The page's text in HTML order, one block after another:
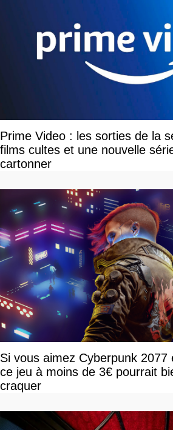
Prime Video : les sorties de la
films cultes et une nouvelle
cartonner
Si vous aimez Cyberpunk 2077
ce jeu à moins de 3€ pourrait
craquer